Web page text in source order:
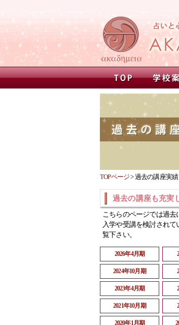
TOPページ>過去の講座実績
過去の講座も充実
こちらのページでは過去
入学や受講を検討され
覧下さい。
2026年4月期
2024年10月期
2023年4月期
2021年10月期
2020年1月期